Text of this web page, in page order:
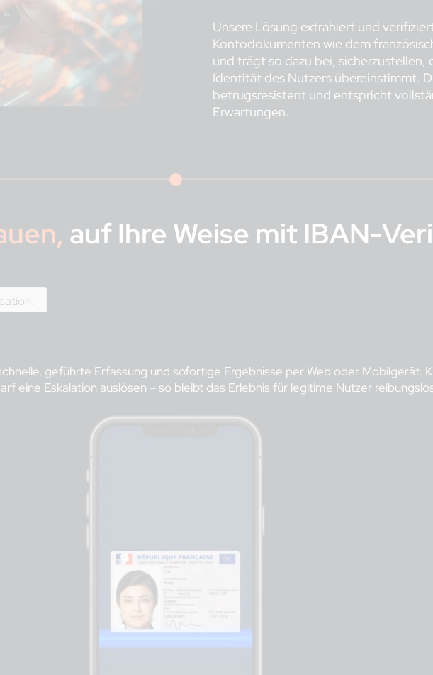
Unsere Lösung extrahiert und
Kontodokumenten wie dem
und trägt so dazu bei, sicherzustellen,
Identität des Nutzers übereinstimmt.
betrugsresistent und entspricht
Erwartungen.
auf Ihre Weise mit IBAN-
geführte Erfassung und sofortige Ergebnisse per Web oder Mobilgerät.
eine Eskalation auslösen – so bleibt das Erlebnis für legitime Nutzer